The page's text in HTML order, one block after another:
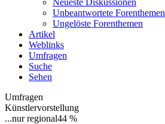
Neueste Diskussionen
Unbeantwortete Forenthemen
Ungelöste Forenthemen
Artikel
Weblinks
Umfragen
Suche
Sehen
Umfragen
Künstlervorstellung
...nur regional44 %